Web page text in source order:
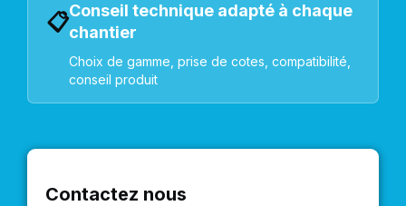
📋Conseil technique adapté à chaque
chantier
Choix de gamme, prise de cotes, compatibilité,
conseil produit
Contactez nous